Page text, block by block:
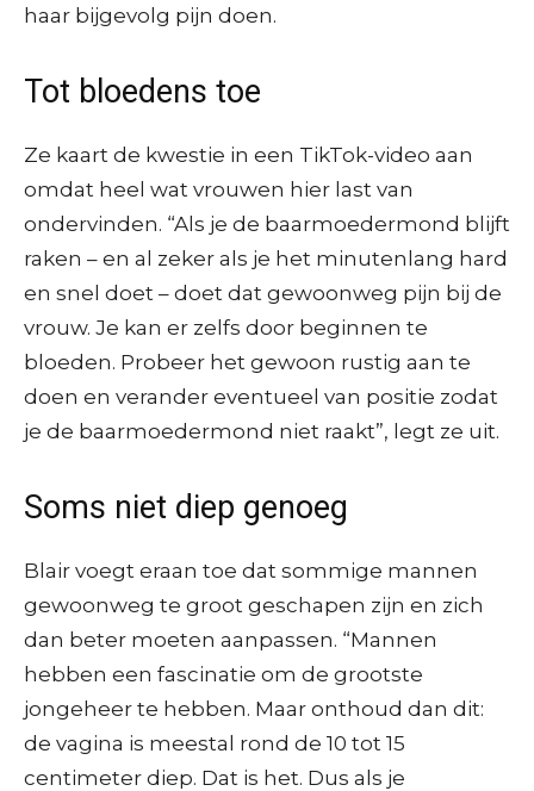
haar bijgevolg pijn doen.
Tot bloedens toe
Ze kaart de kwestie in een TikTok-video aan
omdat heel wat vrouwen hier last van
ondervinden. “Als je de baarmoedermond blijft
raken – en al zeker als je het minutenlang hard
en snel doet – doet dat gewoonweg pijn bij de
vrouw. Je kan er zelfs door beginnen te
bloeden. Probeer het gewoon rustig aan te
doen en verander eventueel van positie zodat
je de baarmoedermond niet raakt”, legt ze uit.
Soms niet diep genoeg
Blair voegt eraan toe dat sommige mannen
gewoonweg te groot geschapen zijn en zich
dan beter moeten aanpassen. “Mannen
hebben een fascinatie om de grootste
jongeheer te hebben. Maar onthoud dan dit:
de vagina is meestal rond de 10 tot 15
centimeter diep. Dat is het. Dus als je